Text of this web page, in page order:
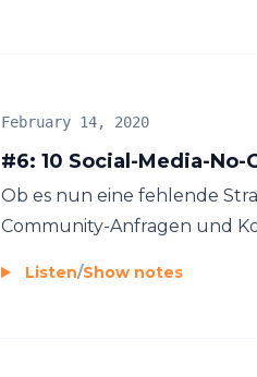
#6: 10 Social-Media-No-
February 14, 2020
Ob es nun eine fehlende
Community-Anfragen und
Listen/Show notes